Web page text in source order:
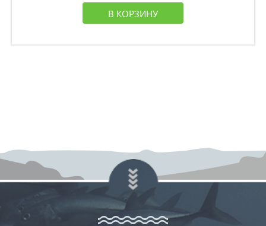
В КОРЗИНУ